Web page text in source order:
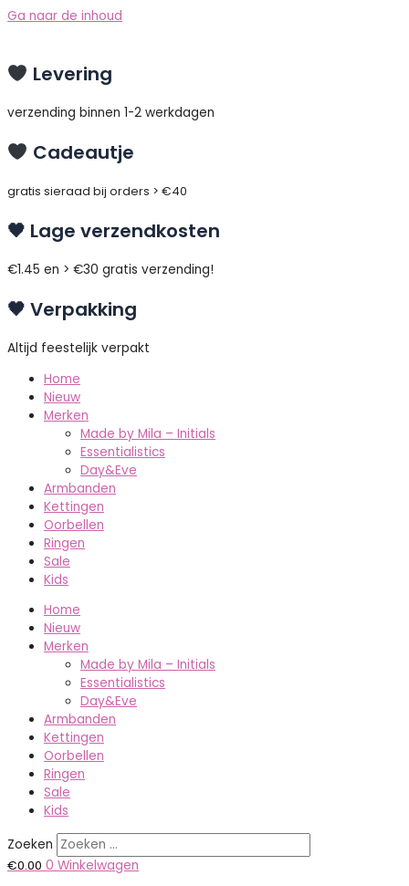
Ga naar de inhoud
Levering
verzending binnen 1-2 werkdagen
Cadeautje
gratis sieraad bij orders > €40
🖤 Lage verzendkosten
€1.45 en > €30 gratis verzending!
🖤 Verpakking
Altijd feestelijk verpakt
Home
Nieuw
Merken
Made by Mila – Initials
Essentialistics
Day&Eve
Armbanden
Kettingen
Oorbellen
Ringen
Sale
Kids
Home
Nieuw
Merken
Made by Mila – Initials
Essentialistics
Day&Eve
Armbanden
Kettingen
Oorbellen
Ringen
Sale
Kids
Zoeken
€0.00 0 Winkelwagen